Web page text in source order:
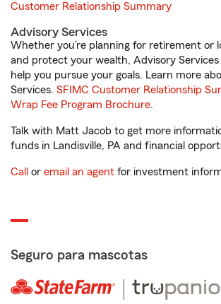
Customer Relationship Summary
Advisory Services
Whether you’re planning for retirement or
and protect your wealth, Advisory Services
help you pursue your goals. Learn more
Services. SFIMC Customer Relationship
Wrap Fee Program Brochure.
Talk with Matt Jacob to get more
funds in Landisville, PA and financial
Call or email an agent for investment
Seguro para mascotas